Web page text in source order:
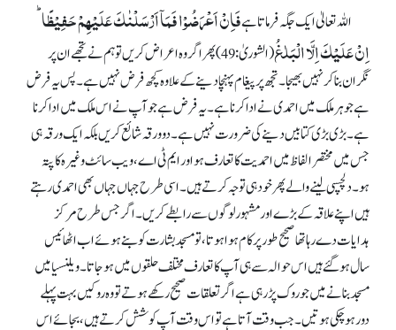
اللہ تعالیٰ ایک جگہ فرماتا ہےفَاِنۡ اَعۡرَضُوۡا فَمَاۤ اَرۡسَلۡنٰکَ عَلَیۡہِمۡ حَفِیۡظًا ؕ
اِنۡ عَلَیۡکَ اِلَّا الۡبَلٰغُ
(الشوریٰ: 49) پھر اگر وہ اعراض کریں تو ہم نے تجھے ان پر
نگران بنا کر نہیں بھیجا۔ تجھ پر پیغام پہنچا دینے کے علاوہ کچھ فرض نہیں ہے۔ پس یہ فرض
ہے جو ہر ملک میں احمدی نے ادا کرنا ہے۔ یہ فرض ہے جو آپ نے اس ملک میں ادا کرنا
ہے۔ بڑی بڑی کتابیں دینے کی ضرورت نہیں ہے۔ دو ورقہ شائع کریں بلکہ ایک ورقہ ہی
جس میں مختصر الفاظ میں احمدیت کا تعارف ہو اور ایم ٹی اے، ویب سائٹ وغیرہ کا پتہ
ہو۔ دلچسپی لینے والے پھر خود ہی توجہ کرتے ہیں۔ اسی طرح جہاں جہاں بھی احمدی رہتے
ہیں اپنے علاقہ کے بڑے اور مشہور لوگوں سے رابطے کریں۔ اگر جس طرح مرکز
ہدایات دے رہا تھا صحیح طور پر کام ہوا ہوتا، تو مسجد بشارت کو بنے ہوئے اب اٹھائیس
سال ہو گئے ہیں اس حوالہ سے ہی آپ کا تعارف مختلف حلقوں میں ہو جاتا۔ ویلنسیا میں
مسجد بنانے میں جوروک پڑ رہی ہے اگر تعلقات صحیح رکھے ہوتے تو وہ روکیں بہت پہلے
دور ہو چکی ہوتیں۔ جب وقت آتا ہے تو اس وقت آپ کوشش کرتے ہیں، بجائے اس